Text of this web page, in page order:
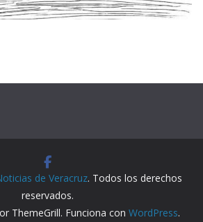
de Veracruz. Todos los derechos
reservados.
ThemeGrill. Funciona con WordPress.